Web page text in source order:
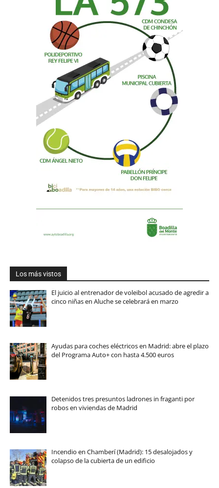
Los más vistos
El juicio al entrenador de voleibol acusado de agredir a
cinco niñas en Aluche se celebrará en marzo
Ayudas para coches eléctricos en Madrid: abre el plazo
del Programa Auto+ con hasta 4.500 euros
Detenidos tres presuntos ladrones in fraganti por
robos en viviendas de Madrid
Incendio en Chamberí (Madrid): 15 desalojados y
colapso de la cubierta de un edificio